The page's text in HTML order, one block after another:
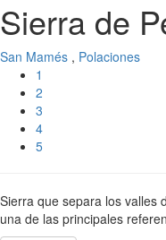
Sierra de
San Mamés , Polaciones
1
2
3
4
5
Sierra que separa los valles
una de las principales